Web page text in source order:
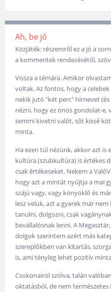
Ah, be jó
Közjáték: részemről ez a jó a
a kommentek rendezésétől,
Vissza a témára. Amikor
voltak. Az fontos, hogy a
nekik jutó "két perc" hírnevet
nézni, hogy ez önös gondolat-e,
semmi kivetni valót, sőt kissé
minta.
Ha ezen túl nézünk, akkor azt is
kultúra (szubkultúra) is értékes
csak értékeseket. Nekem a
hogy azt a mintát nyújtja a mai
szájú vagy, vagy könyöklő és
lesz velük, azt a gyerek már
tanulni, dolgozni, csak
bevállalósnak lenni. A
dolgok szerintem azért más
szereplőkben van kitartás,
is, ami tényleg lehet pozitív
Csokonairól szólva, talán
oktatásból, de nem természetes